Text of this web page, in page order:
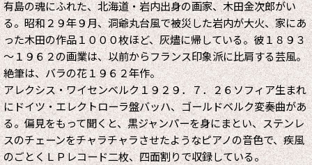
有島の魂にふれた、北海道・岩内出身の画家、木田金次郎がい
る。昭和２９年９月、洞爺丸台風で被災した岩内が大火、家にあ
った木田の作品１０００枚ほど、灰燼に帰している。彼１８９３
～１９６２の画業は、以前からフランス印象派に比肩する芸風。
絶筆は、バラの花１９６２年作。
アレクシス・ワイセンベルク１９２９．７．２６ソフィア生まれ
にドイツ・エレクトローラ盤バッハ、ゴールドベルク変奏曲があ
る。偏見をもって聞くと、黒ジャンパーを身にまとい、ステンレ
スのチェーンをチャラチャラさせたようなピアノの音色で、疾風
のごとくＬＰレコード二枚、四面割りで収録している。